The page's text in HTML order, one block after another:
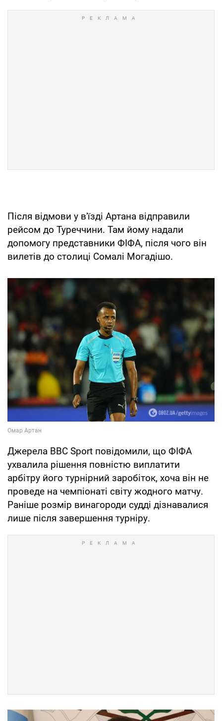
Після відмови у в'їзді Артана відправили
рейсом до Туреччини. Там йому надали
допомогу представники ФІФА, після чого він
вилетів до столиці Сомалі Могадішо.
Джерела BBC Sport повідомили, що ФІФА
ухвалила рішення повністю виплатити
арбітру його турнірний заробіток, хоча він не
проведе на чемпіонаті світу жодного матчу.
Раніше розмір винагороди судді дізнавалися
лише після завершення турніру.